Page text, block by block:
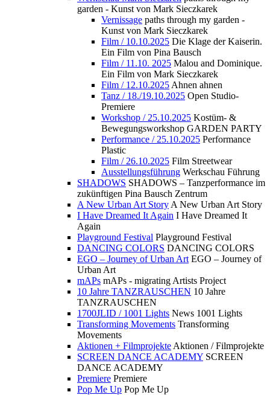
garden - Kunst von Mark Sieczkarek
Vernissage paths through my garden -
Kunst von Mark Sieczkarek
Film / 10.10.2025 Die Klage der Kaiserin.
Ein Film von Pina Bausch
Film / 11.10. 2025 Malou and Dominique.
Ein Film von Mark Sieczkarek
Film / 12.10.2025 Ahnen ahnen
Tanz / 18./19.10.2025 Open Studio-
Premiere
Workshop / 25.10.2025 Kostüm- &
Bewegungsworkshop GARDEN PARTY
Performance / 25.10.2025 Performance
Plastic
Film / 26.10.2025 Film Streetwear
Ausstellungsführung Werkschau Führung
SHADOWS SHADOWS – Tanzperformance im
zukünftigen Pina Bausch Zentrum
A New Urban Art Story A New Urban Art Story
I Have Dreamed It Again I Have Dreamed It
Again
Playground Festival Playground Festival
DANCING COLORS DANCING COLORS
EGO – Journey of Urban Art EGO – Journey of
Urban Art
mAPs mAPs - migrating Artists Project
10 Jahre TANZRAUSCHEN 10 Jahre
TANZRAUSCHEN
1700JLID / 1001 Lights News 1001 Lights
Transforming Movements Transforming
Movements
Aktionen + Filmprojekte Aktionen / Filmprojekte
SCREEN DANCE ACADEMY SCREEN
DANCE ACADEMY
Premiere Premiere
Pop Me Up Pop Me Up